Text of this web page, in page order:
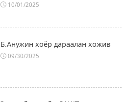
10/01/2025
Б.Анужин хоёр дараалан хожив
09/30/2025